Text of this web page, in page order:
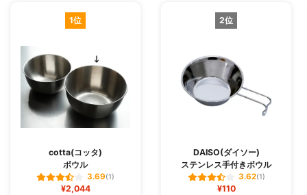
1位
cotta(コッタ)
ボウル
3.69(1)
¥2,044
2位
DAISO(ダイソー)
ステンレス手付きボウル
3.62(1)
¥110